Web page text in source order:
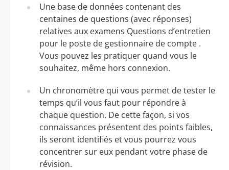
Une base de données contenant des
centaines de questions (avec réponses)
relatives aux examens Questions d’entretien
pour le poste de gestionnaire de compte .
Vous pouvez les pratiquer quand vous le
souhaitez, même hors connexion.
Un chronomètre qui vous permet de tester le
temps qu’il vous faut pour répondre à
chaque question. De cette façon, si vos
connaissances présentent des points faibles,
ils seront identifiés et vous pourrez vous
concentrer sur eux pendant votre phase de
révision.